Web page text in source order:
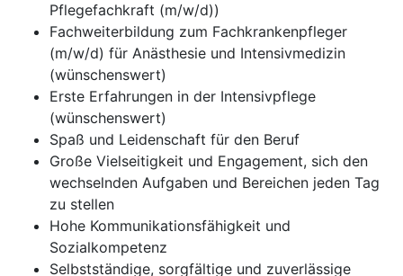
Pflegefachkraft (m/w/d))
Fachweiterbildung zum Fachkrankenpfleger
(m/w/d) für Anästhesie und Intensivmedizin
(wünschenswert)
Erste Erfahrungen in der Intensivpflege
(wünschenswert)
Spaß und Leidenschaft für den Beruf
Große Vielseitigkeit und Engagement, sich den
wechselnden Aufgaben und Bereichen jeden Tag
zu stellen
Hohe Kommunikationsfähigkeit und
Sozialkompetenz
Selbstständige, sorgfältige und zuverlässige